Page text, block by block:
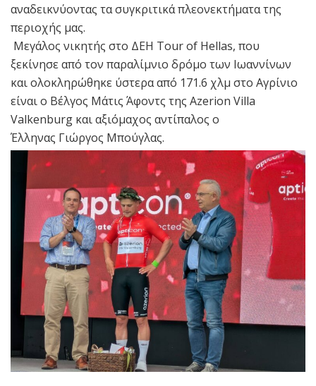
αναδεικνύοντας τα συγκριτικά πλεονεκτήματα της
περιοχής μας.
Μεγάλος νικητής στο ΔΕΗ Tour of Hellas, που
ξεκίνησε από τον παραλίμνιο δρόμο των Ιωαννίνων
και ολοκληρώθηκε ύστερα από 171.6 χλμ στο Αγρίνιο
είναι ο Βέλγος Μάτις Άφοντς της Azerion Villa
Valkenburg και αξιόμαχος αντίπαλος ο
Έλληνας Γιώργος Μπούγλας.